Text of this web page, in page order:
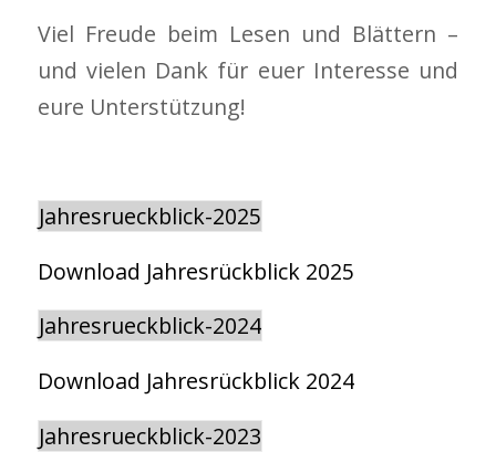
Viel Freude beim Lesen und Blättern –
und vielen Dank für euer Interesse und
eure Unterstützung!
Jahresrueckblick-2025
Download Jahresrückblick 2025
Jahresrueckblick-2024
Download Jahresrückblick 2024
Jahresrueckblick-2023